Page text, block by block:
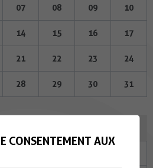
07 08 09 10
14 15 16 17
21 22 23 24
28 29 30 31
CONSENTEMENT AUX